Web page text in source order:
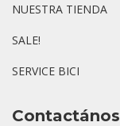
NUESTRA TIENDA
SALE!
SERVICE BICI
Contactános